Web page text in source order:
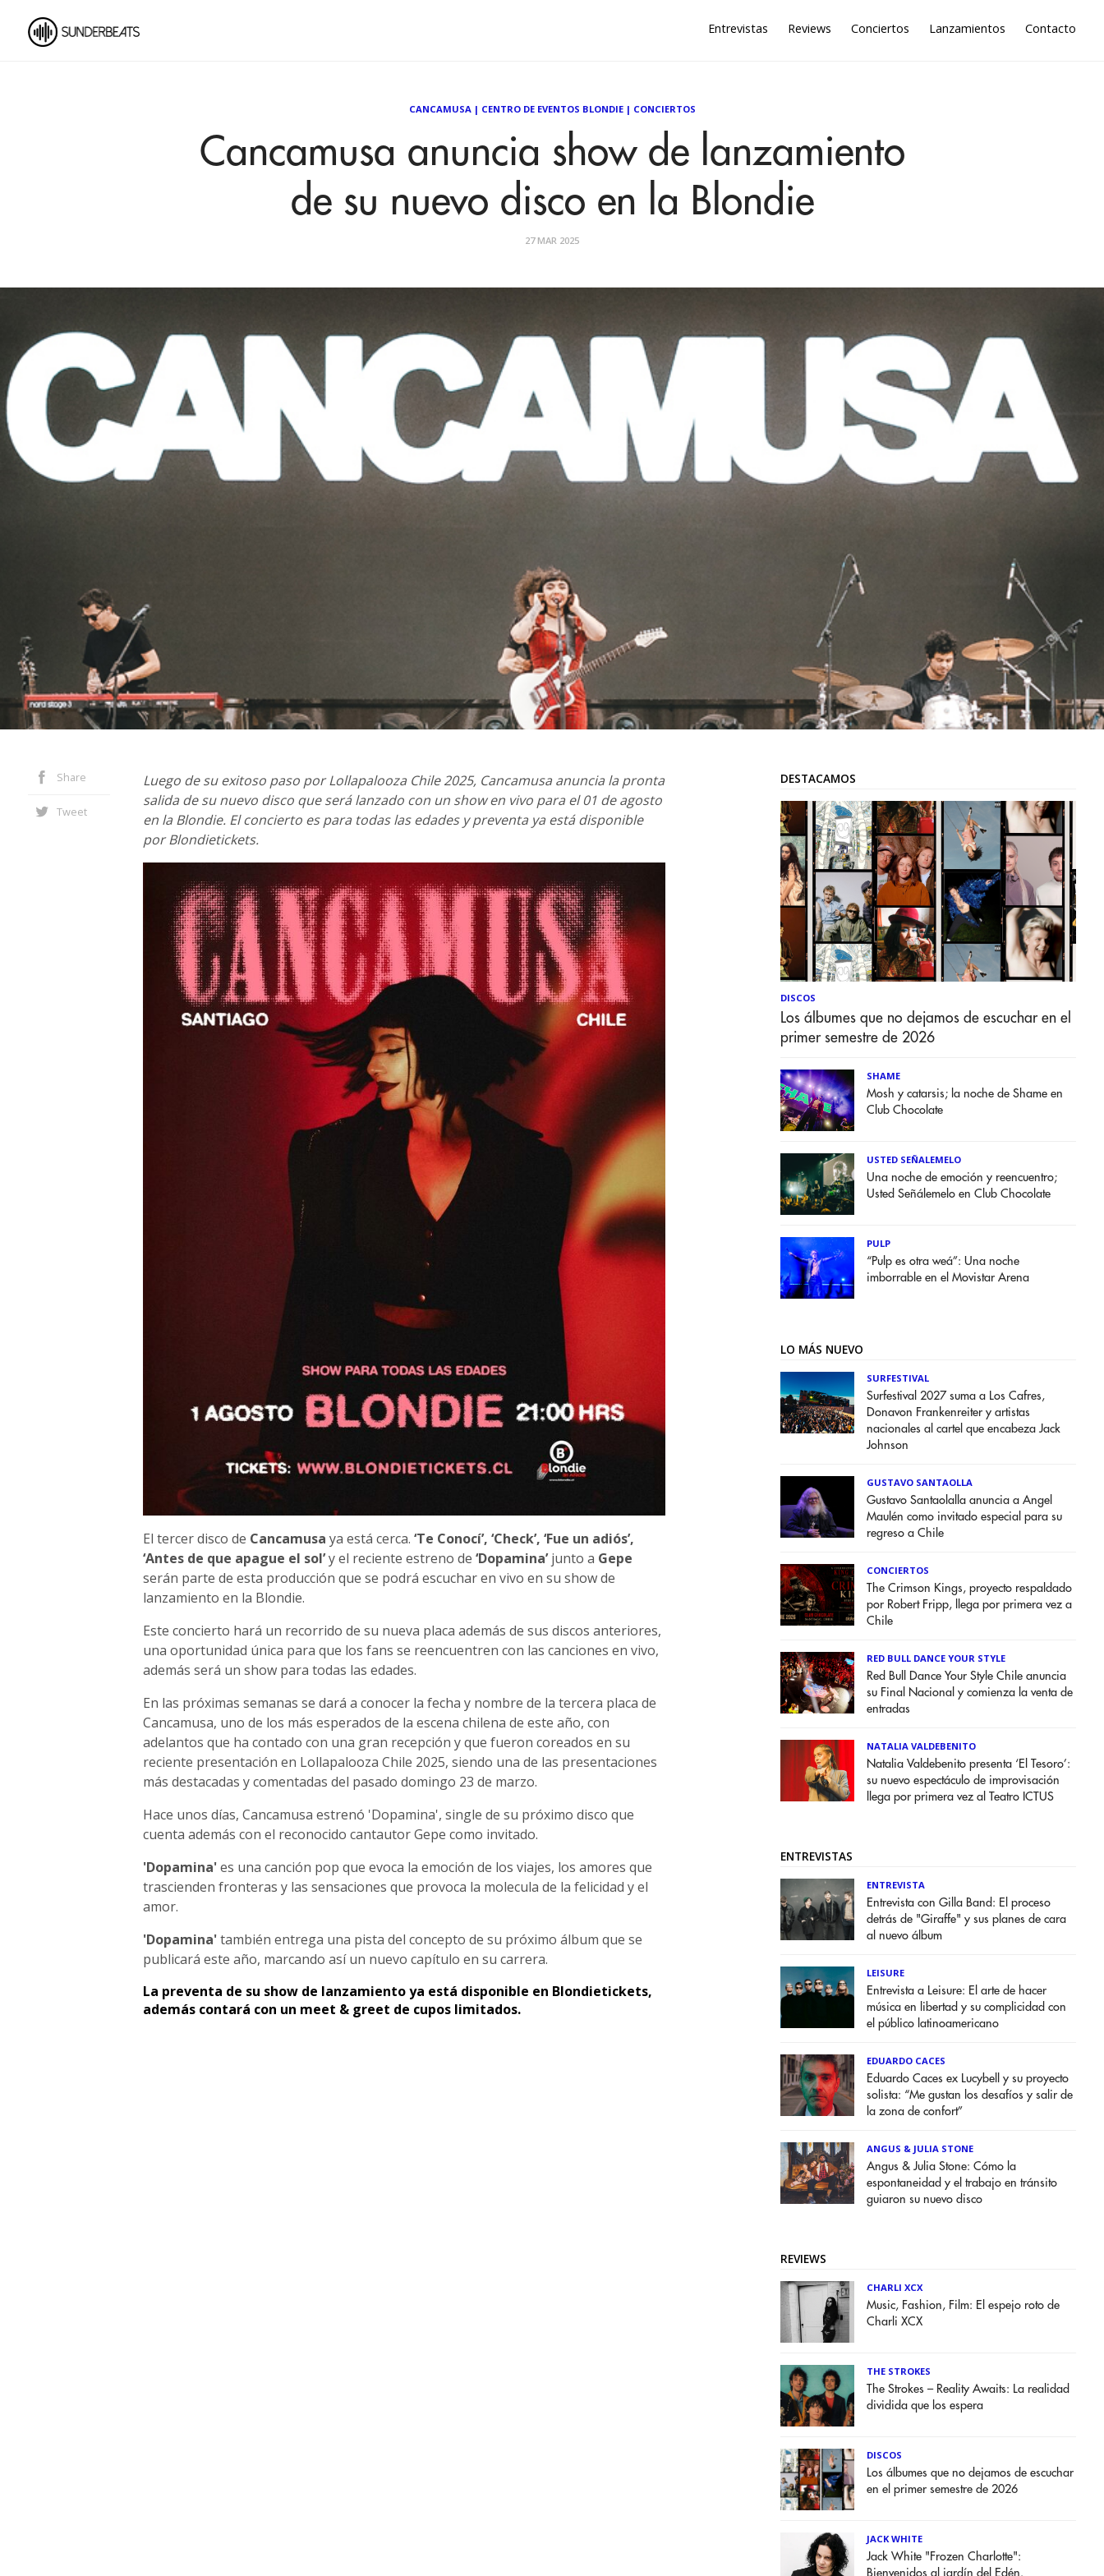
Entrevistas Reviews Conciertos Lanzamientos Contacto
CANCAMUSA| CENTRO DE EVENTOS BLONDIE| CONCIERTOS
Cancamusa anuncia show de lanzamiento
de su nuevo disco en la Blondie
27 MAR 2025
Share
Tweet
Luego de su exitoso paso por Lollapalooza Chile 2025, Cancamusa anuncia la pronta
salida de su nuevo disco que será lanzado con un show en vivo para el 01 de agosto
en la Blondie. El concierto es para todas las edades y preventa ya está disponible
por Blondietickets.
El tercer disco de Cancamusa ya está cerca. ‘Te Conocí’, ‘Check’, ‘Fue un adiós’,
‘Antes de que apague el sol’y el reciente estreno de ‘Dopamina’junto a Gepe
serán parte de esta producción que se podrá escuchar en vivo en su show de
lanzamiento en la Blondie.
Este concierto hará un recorrido de su nueva placa además de sus discos anteriores,
una oportunidad única para que los fans se reencuentren con las canciones en vivo,
además será un show para todas las edades.
En las próximas semanas se dará a conocer la fecha y nombre de la tercera placa de
Cancamusa, uno de los más esperados de la escena chilena de este año, con
adelantos que ha contado con una gran recepción y que fueron coreados en su
reciente presentación en Lollapalooza Chile 2025, siendo una de las presentaciones
más destacadas y comentadas del pasado domingo 23 de marzo.
Hace unos días, Cancamusa estrenó 'Dopamina', single de su próximo disco que
cuenta además con el reconocido cantautor Gepe como invitado.
'Dopamina'es una canción pop que evoca la emoción de los viajes, los amores que
trascienden fronteras y las sensaciones que provoca la molecula de la felicidad y el
amor.
'Dopamina'también entrega una pista del concepto de su próximo álbum que se
publicará este año, marcando así un nuevo capítulo en su carrera.
La preventa de su show de lanzamiento ya está disponible en Blondietickets,
además contará con un meet & greet de cupos limitados.
DESTACAMOS
DISCOS
Los álbumes que no dejamos de escuchar en el
primer semestre de 2026
SHAME
Mosh y catarsis; la noche de Shame en
Club Chocolate
USTED SEÑALEMELO
Una noche de emoción y reencuentro;
Usted Señálemelo en Club Chocolate
PULP
“Pulp es otra weá”: Una noche
imborrable en el Movistar Arena
LO MÁS NUEVO
SURFESTIVAL
Surfestival 2027 suma a Los Cafres,
Donavon Frankenreiter y artistas
nacionales al cartel que encabeza Jack
Johnson
GUSTAVO SANTAOLLA
Gustavo Santaolalla anuncia a Angel
Maulén como invitado especial para su
regreso a Chile
CONCIERTOS
The Crimson Kings, proyecto respaldado
por Robert Fripp, llega por primera vez a
Chile
RED BULL DANCE YOUR STYLE
Red Bull Dance Your Style Chile anuncia
su Final Nacional y comienza la venta de
entradas
NATALIA VALDEBENITO
Natalia Valdebenito presenta ‘El Tesoro’:
su nuevo espectáculo de improvisación
llega por primera vez al Teatro ICTUS
ENTREVISTAS
ENTREVISTA
Entrevista con Gilla Band: El proceso
detrás de "Giraffe" y sus planes de cara
al nuevo álbum
LEISURE
Entrevista a Leisure: El arte de hacer
música en libertad y su complicidad con
el público latinoamericano
EDUARDO CACES
Eduardo Caces ex Lucybell y su proyecto
solista: “Me gustan los desafíos y salir de
la zona de confort”
ANGUS & JULIA STONE
Angus & Julia Stone: Cómo la
espontaneidad y el trabajo en tránsito
guiaron su nuevo disco
REVIEWS
CHARLI XCX
Music, Fashion, Film: El espejo roto de
Charli XCX
THE STROKES
The Strokes – Reality Awaits: La realidad
dividida que los espera
DISCOS
Los álbumes que no dejamos de escuchar
en el primer semestre de 2026
JACK WHITE
Jack White "Frozen Charlotte":
Bienvenidos al jardín del Edén.